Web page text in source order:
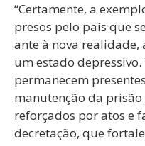
“Certamente, a
presos pelo país que
ante à nova
um estado
permanecem
manutenção da
reforçados por atos e
decretação, que